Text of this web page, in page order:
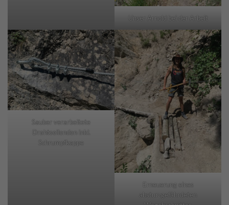
Unser Arnold bei der Arbeit
Sauber verarbeitete
Drahtseilenden inkl.
Schrumpfkappe
Erneuerung eines
absturzgefährdeten